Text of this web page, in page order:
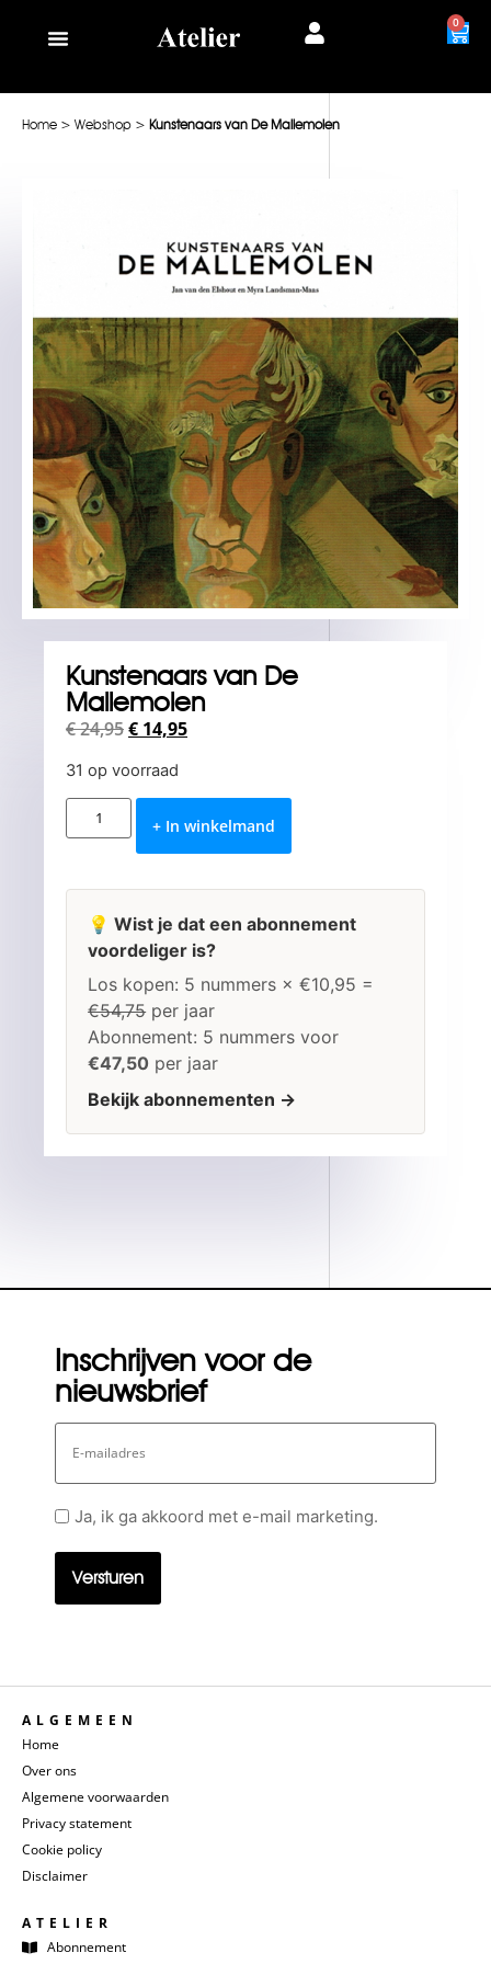
0
Home > Webshop > Kunstenaars van De Mallemolen
Kunstenaars van De
Mallemolen
€24,95€ 14,95
31 op voorraad
+ In winkelmand
💡 Wist je dat een abonnement
voordeliger is?
Los kopen: 5 nummers × €10,95 =
€54,75per jaar
Abonnement: 5 nummers voor
€47,50 per jaar
Bekijk abonnementen →
Inschrijven voor de
nieuwsbrief
E-
mailadres
GeenJa, ik ga akkoord met e-mail marketing.
ALGEMEEN
Home
Over ons
Algemene voorwaarden
Privacy statement
Cookie policy
Disclaimer
ATELIER
Abonnement